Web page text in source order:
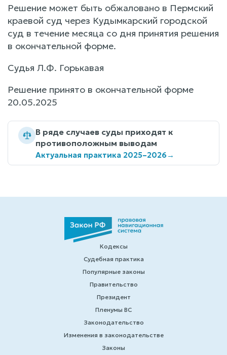
Решение может быть обжаловано в Пермский
краевой суд через Кудымкарский городской
суд в течение месяца со дня принятия решения
в окончательной форме.
Судья Л.Ф. Горькавая
Решение принято в окончательной форме
20.05.2025
В ряде случаев суды приходят к
противоположным выводам
Актуальная практика 2025–2026→
Кодексы
Судебная практика
Популярные законы
Правительство
Президент
Пленумы ВС
Законодательство
Изменения в законодательстве
Законы